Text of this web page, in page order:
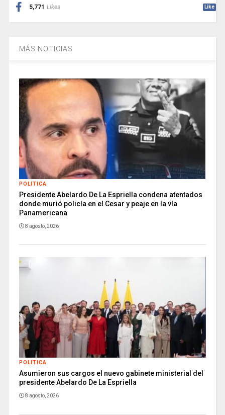
5,771 Likes Like
MÁS NOTICIAS
POLITICA
Presidente Abelardo De La Espriella condena atentados
donde murió policía en el Cesar y peaje en la vía
Panamericana
8 agosto, 2026
POLITICA
Asumieron sus cargos el nuevo gabinete ministerial del
presidente Abelardo De La Espriella
8 agosto, 2026